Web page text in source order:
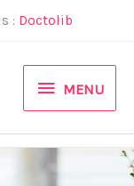
: Doctolib
MENU
MENU